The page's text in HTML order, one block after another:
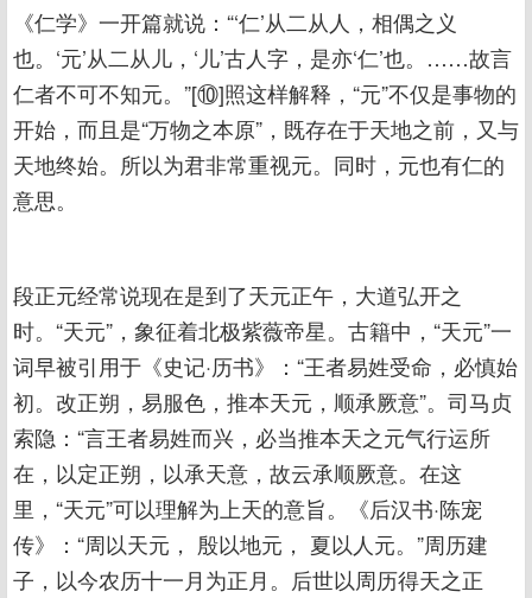
《仁学》一开篇就说：“‘仁’从二从人，相偶之义
也。‘元’从二从儿，‘儿’古人字，是亦‘仁’也。……故言
仁者不可不知元。”[⑩]照这样解释，“元”不仅是事物的
开始，而且是“万物之本原”，既存在于天地之前，又与
天地终始。所以为君非常重视元。同时，元也有仁的
意思。
段正元经常说现在是到了天元正午，大道弘开之
时。“天元”，象征着北极紫薇帝星。古籍中，“天元”一
词早被引用于《史记·历书》：“王者易姓受命，必慎始
初。改正朔，易服色，推本天元，顺承厥意”。司马贞
索隐：“言王者易姓而兴，必当推本天之元气行运所
在，以定正朔，以承天意，故云承顺厥意。在这
里，“天元”可以理解为上天的意旨。《后汉书·陈宠
传》：“周以天元， 殷以地元， 夏以人元。”周历建
子，以今农历十一月为正月。后世以周历得天之正